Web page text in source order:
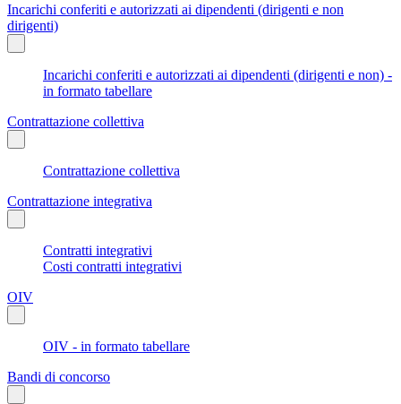
Incarichi conferiti e autorizzati ai dipendenti (dirigenti e non
dirigenti)
Incarichi conferiti e autorizzati ai dipendenti (dirigenti e non) -
in formato tabellare
Contrattazione collettiva
Contrattazione collettiva
Contrattazione integrativa
Contratti integrativi
Costi contratti integrativi
OIV
OIV - in formato tabellare
Bandi di concorso